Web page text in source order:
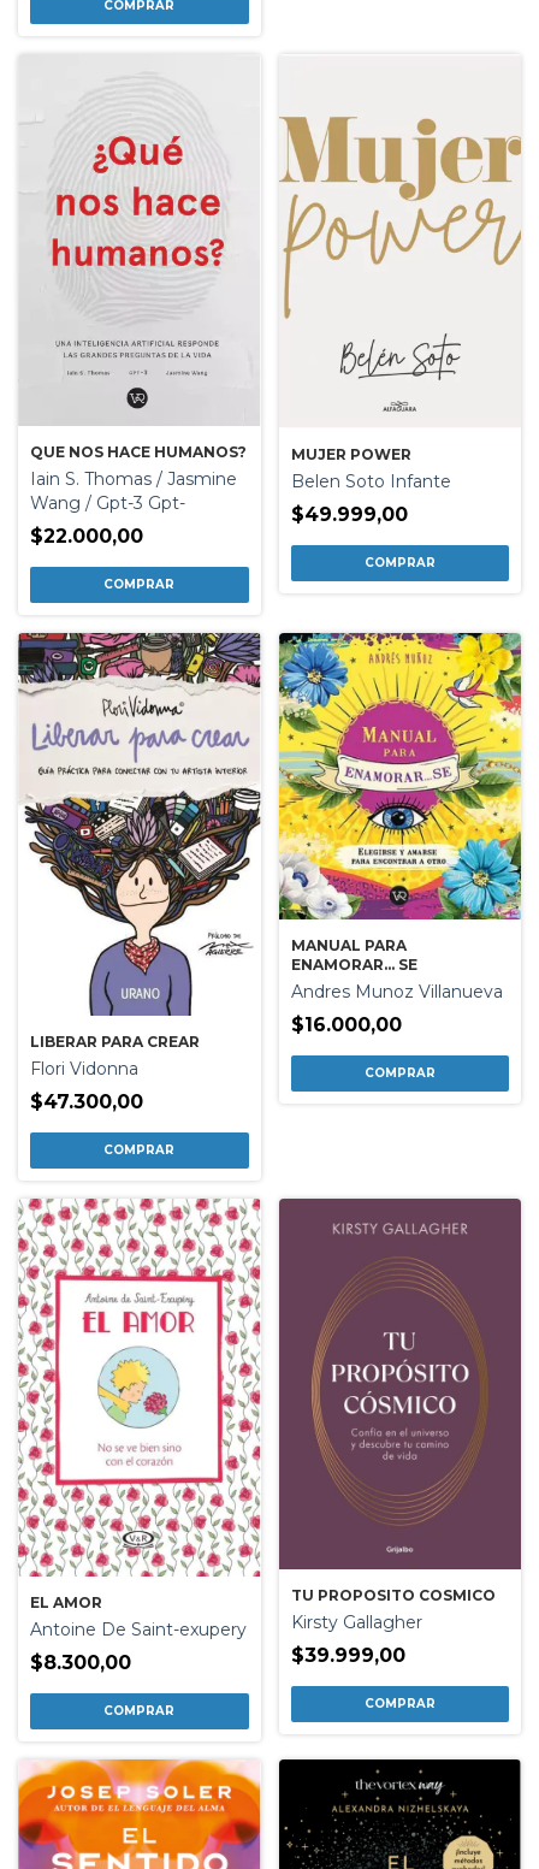
QUE NOS HACE HUMANOS?
Iain S. Thomas / Jasmine
Wang / Gpt-3 Gpt-
$22.000,00
MUJER POWER
Belen Soto Infante
$49.999,00
LIBERAR PARA CREAR
Flori Vidonna
$47.300,00
MANUAL PARA
ENAMORAR... SE
Andres Munoz Villanueva
$16.000,00
EL AMOR
Antoine De Saint-exupery
$8.300,00
TU PROPOSITO COSMICO
Kirsty Gallagher
$39.999,00